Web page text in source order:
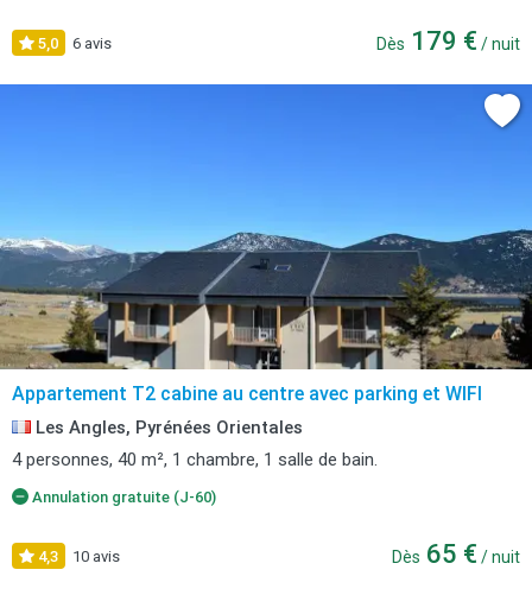
5,0 6 avis Dès 179 € / nuit
Appartement T2 cabine au centre avec parking et WIFI
Les Angles, Pyrénées Orientales
4 personnes, 40 m², 1 chambre, 1 salle de bain.
Annulation gratuite (J-60)
4,3 10 avis Dès 65 € / nuit